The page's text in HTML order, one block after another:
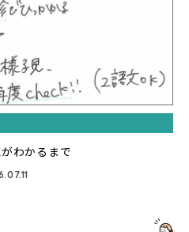
わかるまで